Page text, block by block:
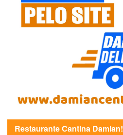
Restaurante Cantina Damian!